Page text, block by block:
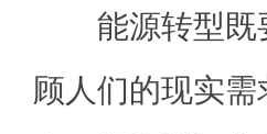
能源转型既
顾人们的现实